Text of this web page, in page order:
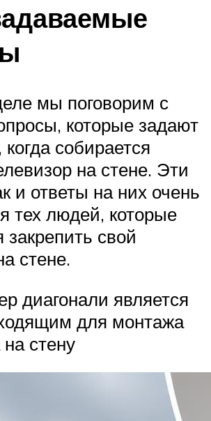
мы поговорим с
которые задают
собирается
на стене. Эти
и ответы на них очень
тех людей, которые
свой
стене.
диагонали является
для монтажа
стену